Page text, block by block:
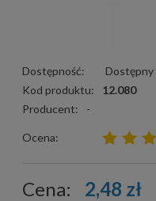
Dostępność:
Dostępny
Kod produktu:
12.080
Producent:
-
Ocena:
Cena: 2,48 zł